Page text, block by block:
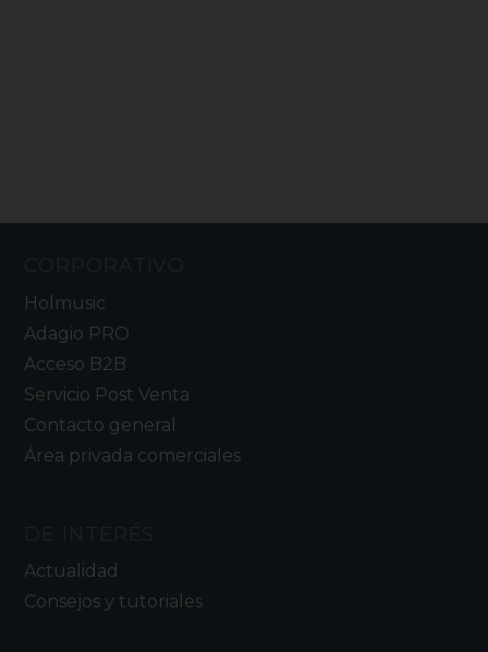
Holmusic
Adagio PRO
Acceso B2B
Servicio Post Venta
Contacto general
Área privada comerciales
Actualidad
Consejos y tutoriales